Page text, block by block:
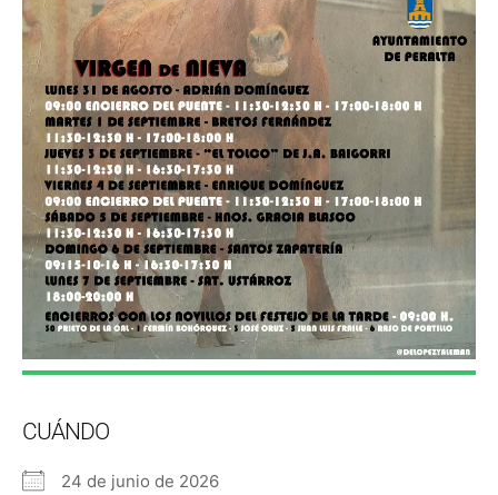
CUÁNDO
24 de junio de 2026